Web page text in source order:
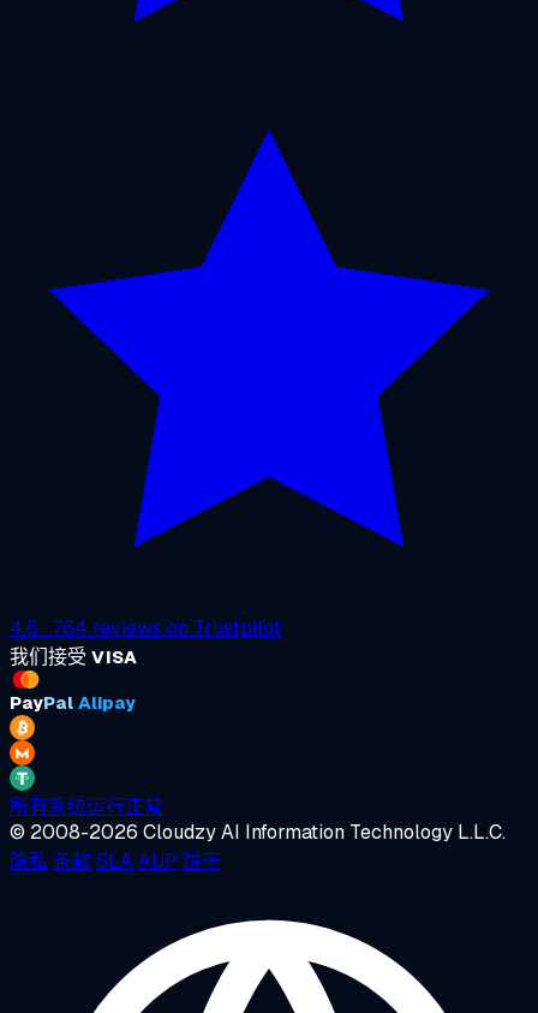
4.6 · 764 reviews on Trustpilot
我们接受 VISA
PayPal Alipay
所有系统运行正常
© 2008-2026 Cloudzy AI Information Technology L.L.C.
隐私 条款SLAAUP 饼干